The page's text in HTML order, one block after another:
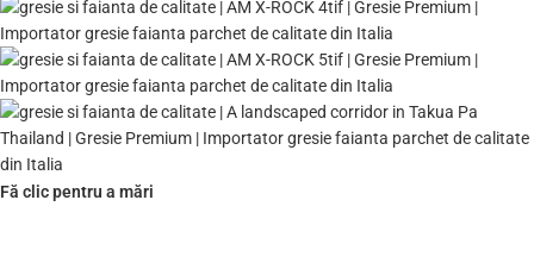
Fă clic pentru a mări